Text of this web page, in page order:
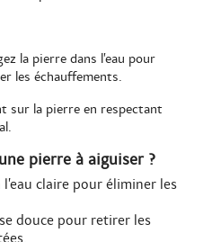
la pierre dans l’eau pour
les échauffements.
sur la pierre en respectant
pierre à aiguiser ?
claire pour éliminer les
douce pour retirer les